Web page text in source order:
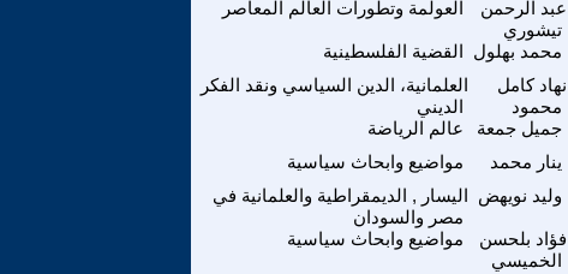
العولمة وتطورات العالم المعاصر
عبد الرحمن
تيشوري
القضية الفلسطينية محمد بهلول
العلمانية، الدين السياسي ونقد الفكر
الديني
نهاد كامل
محمود
عالم الرياضة جميل جمعة
مواضيع وابحاث سياسية
ينار محمد
اليسار , الديمقراطية والعلمانية في
مصر والسودان
وليد نويهض
مواضيع وابحاث سياسية
فؤاد بلحسن
الخميسي